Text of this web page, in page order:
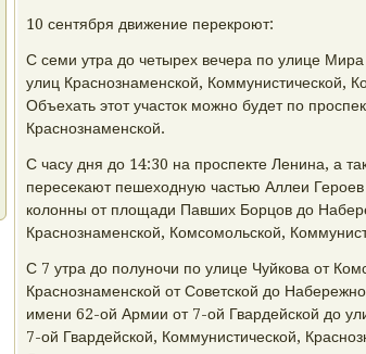
10 сентября движение перекроют:
С семи утра до четырех вечера по улице
улиц Краснознаменской, Коммунистической,
Объехать этот участок можно будет по
Краснознаменской.
С часу дня до 14:30 на проспекте Ленина, а
пересекают пешеходную частью Аллеи
колонны от площади Павших Борцов до
Краснознаменской, Комсомольской,
С 7 утра до полуночи по улице Чуйкова от
Краснознаменской от Советской до
имени 62-ой Армии от 7-ой Гвардейской до
7-ой Гвардейской, Коммунистической,